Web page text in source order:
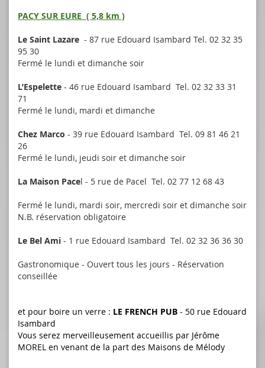
PACY SUR EURE ( 5,8 km )
Le Saint Lazare - 87 rue Edouard Isambard Tel. 02 32 35
95 30
Fermé le lundi et dimanche soir
L’Espelette - 46 rue Edouard Isambard Tel. 02 32 33 31
71
Fermé le lundi, mardi et dimanche
Chez Marco - 39 rue Edouard Isambard Tel. 09 81 46 21
26
Fermé le lundi, jeudi soir et dimanche soir
La Maison Pacel - 5 rue de Pacel Tel. 02 77 12 68 43
Fermé le lundi, mardi soir, mercredi soir et dimanche soir
N.B. réservation obligatoire
Le Bel Ami - 1 rue Edouard Isambard Tel. 02 32 36 36 30
Gastronomique - Ouvert tous les jours - Réservation
conseillée
et pour boire un verre : LE FRENCH PUB - 50 rue Edouard
Isambard
Vous serez merveilleusement accueillis par Jérôme
MOREL en venant de la part des Maisons de Mélody